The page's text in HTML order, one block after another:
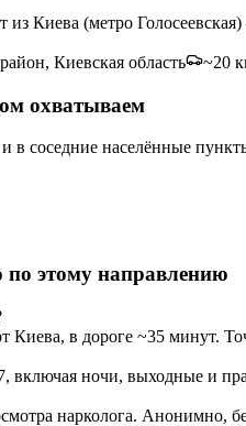
из Киева (метро
Киевская область ~20
охватываем
в соседние населённые
этому направлению
Киева, в дороге ~35 минут.
включая ночи, выходные и
нарколога. Анонимно,